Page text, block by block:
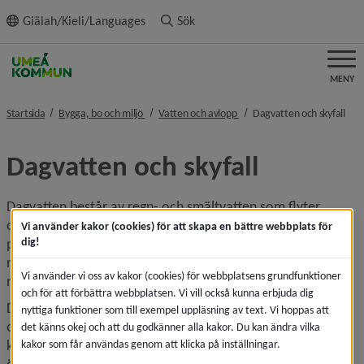
innehållet
Giälah/Kieli/Languages Sök
MENY
Startsida Bygga, bo och miljö nivå i brödsmulenavigeringen
Vatten och avlopp nivå i brödsmulenavigeringen
Dagvatten och skyfall
Dagvatten och skyfall
Dagvatten består av regn- och smältvatten som flyter
ovanpå markytan på gator, parkeringsplatser, torg, tak,
parker och tomter. Även dräneringsvatten från fastigheter
räknas som dagvatten. Kraftiga regn, när det regnar mer än
normalt, kallas skyfall.
De senaste åren har skyfall orsakat stora översvämningar
och skador i flera städer. Det förväntade framtida klimatet
kommer att leda till ännu fler och kraftigare skyfall, vilket
Vi använder kakor (cookies) för att skapa en bättre webbplats för
dig!
Vi använder vi oss av kakor (cookies) för webbplatsens grundfunktioner
och för att förbättra webbplatsen. Vi vill också kunna erbjuda dig
nyttiga funktioner som till exempel uppläsning av text. Vi hoppas att
det känns okej och att du godkänner alla kakor. Du kan ändra vilka
kakor som får användas genom att klicka på inställningar.